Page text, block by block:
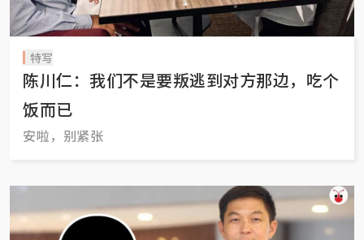
特写
陈川仁：我们不是要叛逃到对方那边，吃个
饭而已
安啦，别紧张